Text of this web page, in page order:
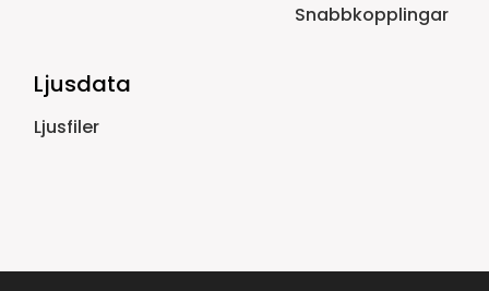
Snabbkopplingar
Ljusdata
Ljusfiler